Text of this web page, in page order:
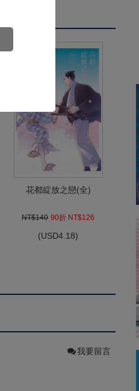
花都綻放之戀(全)
NT$140 90折 NT$126
(USD4.18)
我要留言